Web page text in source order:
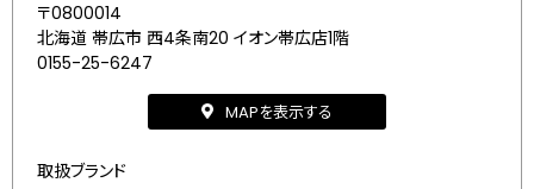
〒0800014
北海道 帯広市 西4条南20 イオン帯広店1階
0155-25-6247
MAPを表示する
取扱ブランド